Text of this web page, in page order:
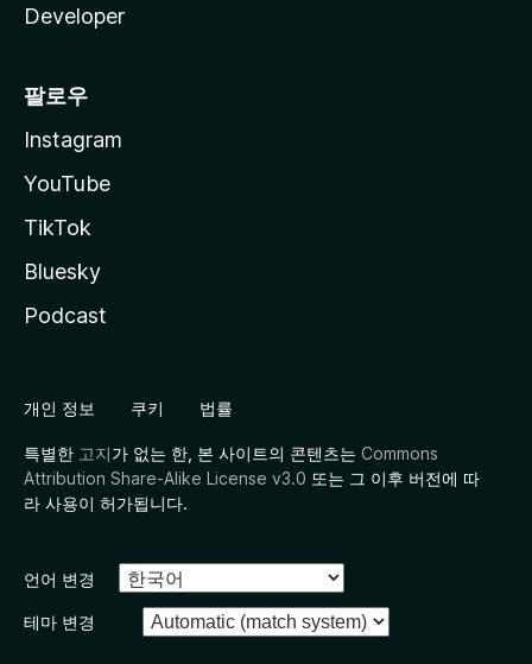
Developer
팔로우
Instagram
YouTube
TikTok
Bluesky
Podcast
개인 정보 쿠키 법률
특별한 고지가 없는 한, 본 사이트의 콘텐츠는 Commons
Attribution Share-Alike License v3.0 또는 그 이후 버전에 따
라 사용이 허가됩니다.
언어 변경
테마 변경